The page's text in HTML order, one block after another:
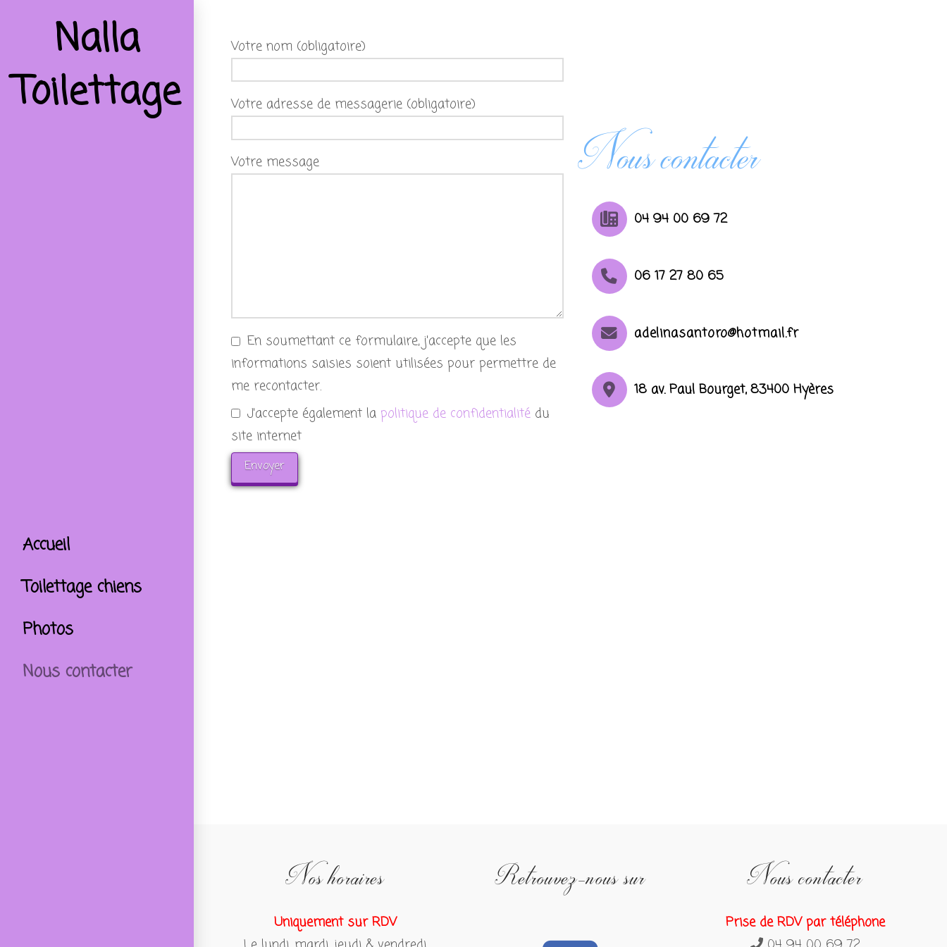
Nalla
Toilettage
Accueil
Toilettage chiens
Photos
Nous contacter
Votre nom (obligatoire)
Votre adresse de messagerie (obligatoire)
Votre message
En soumettant ce formulaire, j'accepte que les
informations saisies soient utilisées pour permettre de
me recontacter.
J'accepte également la politique de confidentialité du
site internet
Nous contacter
04 94 00 69 72
06 17 27 80 65
adelinasantoro@hotmail.fr
18 av. Paul Bourget, 83400 Hyères
Nos horaires
Uniquement sur RDV
Retrouvez-nous sur Nous contacter
Prise de RDV par téléphone